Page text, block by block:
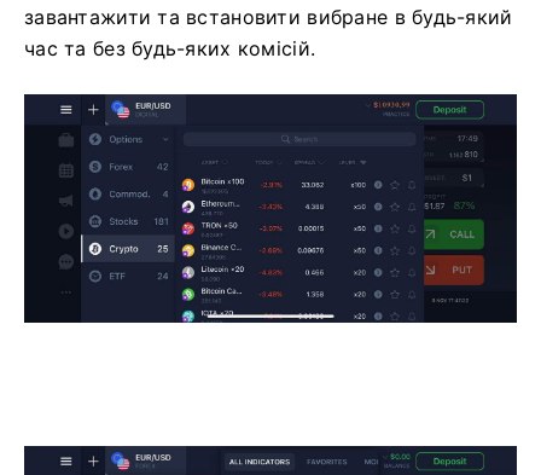
завантажити та встановити вибране в будь-який
час та без будь-яких комісій.